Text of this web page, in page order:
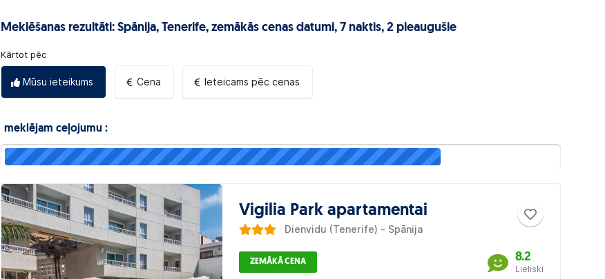
Meklēšanas rezultāti: Spānija, Tenerife,zemākās cenas datumi, 7 naktis, 2 pieaugušie
Kārtot pēc
Mūsu ieteikums Cena Ieteicams pēc cenas
meklējam ceļojumu :
Vigilia Park apartamentai
Dienvidu (Tenerife) - Spānija
ZEMĀKĀ CENA 8.2
Lieliski